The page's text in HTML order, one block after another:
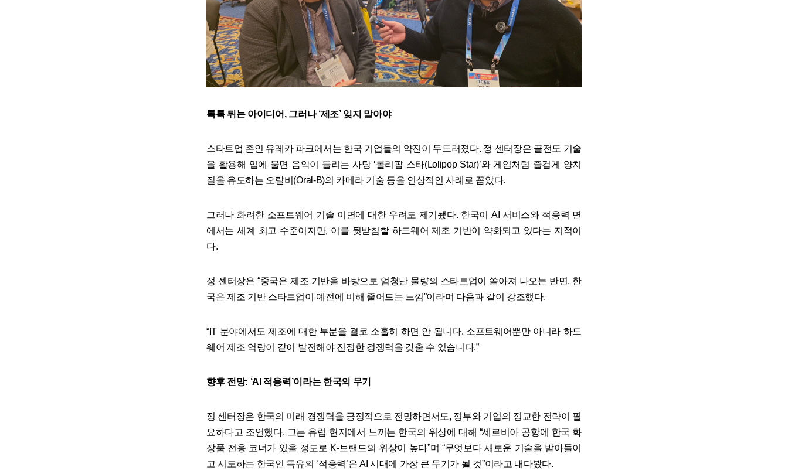
톡톡 튀는 아이디어, 그러나 ‘제조’ 잊지 말아야
스타트업 존인 유레카 파크에서는 한국 기업들의 약진이 두드러졌다. 정 센터장은 골전도 기술
을 활용해 입에 물면 음악이 들리는 사탕 ‘롤리팝 스타(Lolipop Star)’와 게임처럼 즐겁게 양치
질을 유도하는 오랄비(Oral-B)의 카메라 기술 등을 인상적인 사례로 꼽았다.
그러나 화려한 소프트웨어 기술 이면에 대한 우려도 제기됐다. 한국이 AI 서비스와 적응력 면
에서는 세계 최고 수준이지만, 이를 뒷받침할 하드웨어 제조 기반이 약화되고 있다는 지적이
다.
정 센터장은 “중국은 제조 기반을 바탕으로 엄청난 물량의 스타트업이 쏟아져 나오는 반면, 한
국은 제조 기반 스타트업이 예전에 비해 줄어드는 느낌”이라며 다음과 같이 강조했다.
“IT 분야에서도 제조에 대한 부분을 결코 소홀히 하면 안 됩니다. 소프트웨어뿐만 아니라 하드
웨어 제조 역량이 같이 발전해야 진정한 경쟁력을 갖출 수 있습니다.”
향후 전망: ‘AI 적응력’이라는 한국의 무기
정 센터장은 한국의 미래 경쟁력을 긍정적으로 전망하면서도, 정부와 기업의 정교한 전략이 필
요하다고 조언했다. 그는 유럽 현지에서 느끼는 한국의 위상에 대해 “세르비아 공항에 한국 화
장품 전용 코너가 있을 정도로 K-브랜드의 위상이 높다”며 “무엇보다 새로운 기술을 받아들이
고 시도하는 한국인 특유의 ‘적응력’은 AI 시대에 가장 큰 무기가 될 것”이라고 내다봤다.